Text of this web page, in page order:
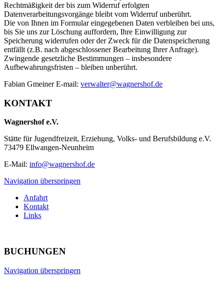
Rechtmäßigkeit der bis zum Widerruf erfolgten
Datenverarbeitungsvorgänge bleibt vom Widerruf unberührt.
Die von Ihnen im Formular eingegebenen Daten verbleiben bei uns,
bis Sie uns zur Löschung auffordern, Ihre Einwilligung zur
Speicherung widerrufen oder der Zweck für die Datenspeicherung
entfällt (z.B. nach abgeschlossener Bearbeitung Ihrer Anfrage).
Zwingende gesetzliche Bestimmungen – insbesondere
Aufbewahrungsfristen – bleiben unberührt.
Fabian Gmeiner E-mail: verwalter@wagnershof.de
KONTAKT
Wagnershof e.V.
Stätte für Jugendfreizeit, Erziehung, Volks- und Berufsbildung e.V.
73479 Ellwangen-Neunheim
E-Mail: info@wagnershof.de
Navigation überspringen
Anfahrt
Kontakt
Links
BUCHUNGEN
Navigation überspringen